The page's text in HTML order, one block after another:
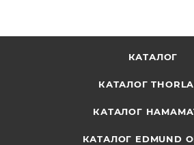
КАТАЛОГ
КАТАЛОГ
КАТАЛОГ
КАТАЛОГ EDMUND